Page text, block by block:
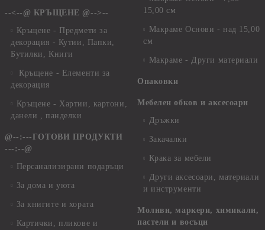
--<--@ КРЪЩЕНЕ @-->--
Кръщене - Предмети за
декорация - Кутии, Папки,
Бутилки, Книги
Кръщене - Елементи за
декорация
Кръщене - Хартии, картони,
данели , панделки
@--:---ГОТОВИ ПРОДУКТИ
---:--@
Персанализирани подаръци
За дома и уюта
За книгите и хората
Картички, пликове и
15,00 см
Макраме Основи - над 15,00
см
Макраме - Други материали
Опаковки
Мебелен обков и аксесоари
Дръжки
Закачалки
Крака за мебели
Други аксесоари, материали
и инструменти
Моливи, маркери, химикали,
пастели и восъци